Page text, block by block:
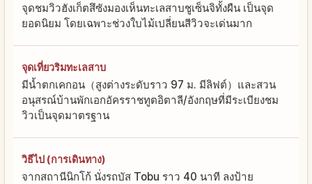
จุดชมวิวฮังเก็ตสึซังมองเห็นทะเลสาบชูเซ็นจิทั้งผืน เป็นจุด
ยอดนิยม โดยเฉพาะช่วงใบไม้เปลี่ยนสีวิวจะเด่นมาก
จุดเที่ยวริมทะเลสาบ
มีน้ำตกเคกอน（สูงต่างระดับราว 97 ม. มีลิฟต์）และสวน
อนุสรณ์บ้านพักเอกอัครราชทูตอิตาลี/อังกฤษที่มีระเบียงชม
วิวเป็นจุดมาตรฐาน
วิธีไป (การเดินทาง)
จากสถานีนิกโก้ นั่งรถบัส Tobu ราว 40 นาที ลงป้าย